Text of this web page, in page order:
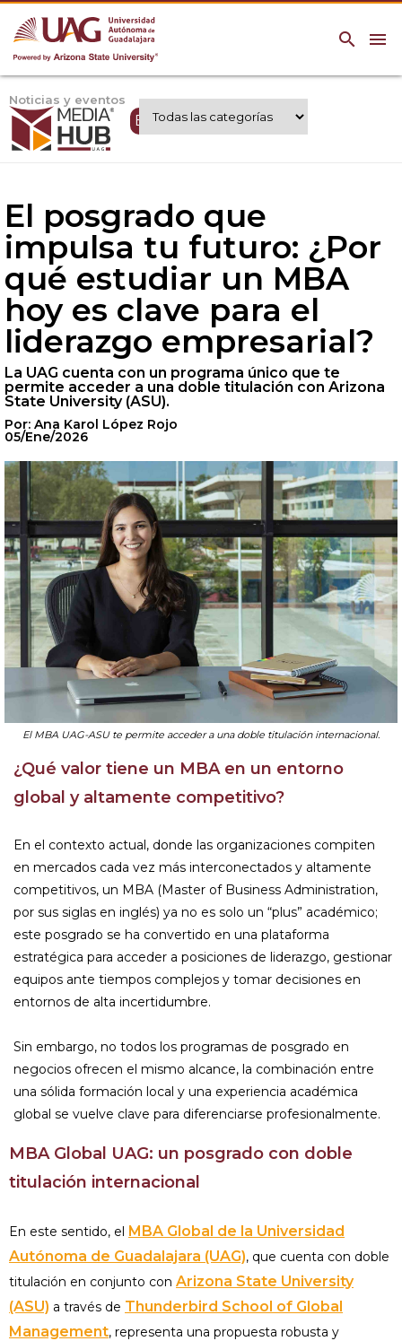
menu
search
Noticias y eventos
Expertos UAG
El posgrado que
impulsa tu futuro: ¿Por
qué estudiar un MBA
hoy es clave para el
liderazgo empresarial?
La UAG cuenta con un programa único que te
permite acceder a una doble titulación con Arizona
State University (ASU).
Por: Ana Karol López Rojo
05/Ene/2026
El MBA UAG-ASU te permite acceder a una doble titulación internacional.
¿Qué valor tiene un MBA en un entorno
global y altamente competitivo?
En el contexto actual, donde las organizaciones compiten
en mercados cada vez más interconectados y altamente
competitivos, un MBA (Master of Business Administration,
por sus siglas en inglés) ya no es solo un “plus” académico;
este posgrado se ha convertido en una plataforma
estratégica para acceder a posiciones de liderazgo, gestionar
equipos ante tiempos complejos y tomar decisiones en
entornos de alta incertidumbre.
Sin embargo, no todos los programas de posgrado en
negocios ofrecen el mismo alcance, la combinación entre
una sólida formación local y una experiencia académica
global se vuelve clave para diferenciarse profesionalmente.
MBA Global UAG: un posgrado con doble
titulación internacional
En este sentido, el MBA Global de la Universidad
Autónoma de Guadalajara (UAG), que cuenta con doble
titulación en conjunto con Arizona State University
(ASU) a través de Thunderbird School of Global
Management, representa una propuesta robusta y